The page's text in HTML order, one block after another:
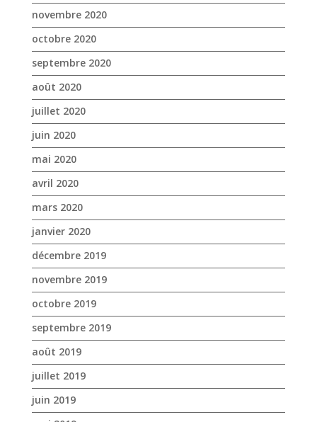
novembre 2020
octobre 2020
septembre 2020
août 2020
juillet 2020
juin 2020
mai 2020
avril 2020
mars 2020
janvier 2020
décembre 2019
novembre 2019
octobre 2019
septembre 2019
août 2019
juillet 2019
juin 2019